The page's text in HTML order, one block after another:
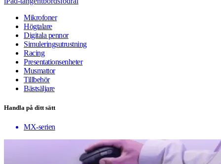
Mikrofoner
Högtalare
Digitala pennor
Simuleringsutrustning
Racing
Presentationsenheter
Musmattor
Tillbehör
Bästsäljare
Handla på ditt sätt
MX-serien